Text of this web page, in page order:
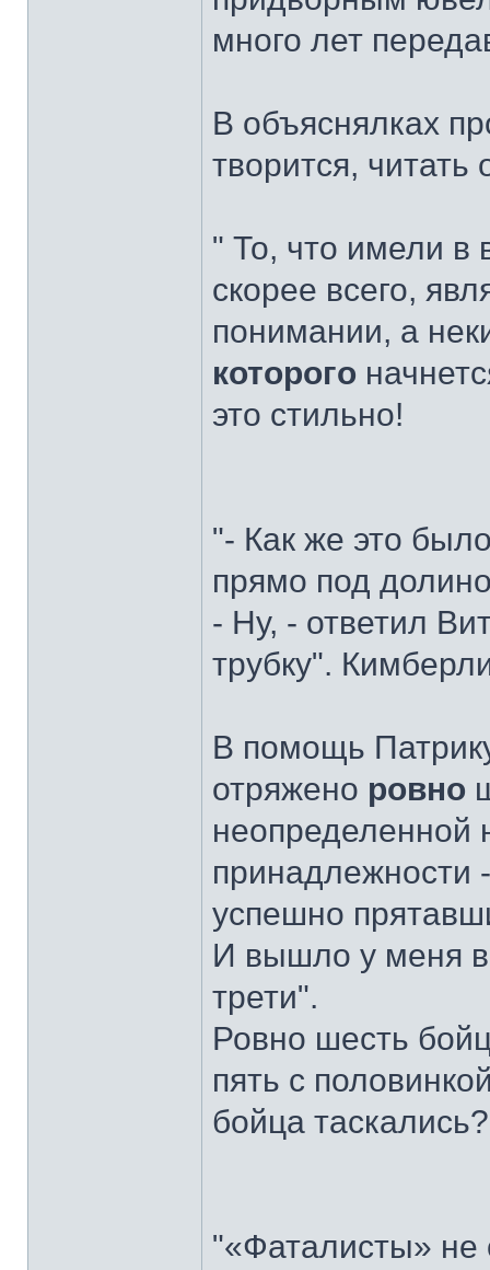
много лет
В объяснялках
творится, читать
" То, что имели в
скорее всего,
понимании, а
которого
это стильно!
"- Как же это
прямо под
- Ну, - ответил
трубку".
В помощь
отряжено ровно
неопределенной
принадлежности
успешно
И вышло у меня в
трети".
Ровно шесть
пять с
бойца таскались?
"«Фаталисты»